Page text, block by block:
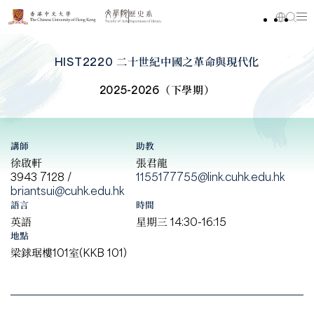
HIST2220 二十世紀中國之革命與現代化
2025-2026（下學期）
講師
徐啟軒
3943 7128 /
briantsui@cuhk.edu.hk
助教
張君龍
1155177755@link.cuhk.edu.hk
語言
英語
時間
星期三 14:30-16:15
地點
梁銶琚樓101室(KKB 101)